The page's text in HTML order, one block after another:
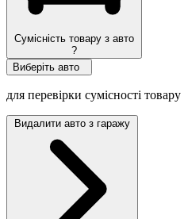
Сумісність товару з авто
?
Виберіть авто
для перевірки сумісності товару
Видалити авто з гаражу